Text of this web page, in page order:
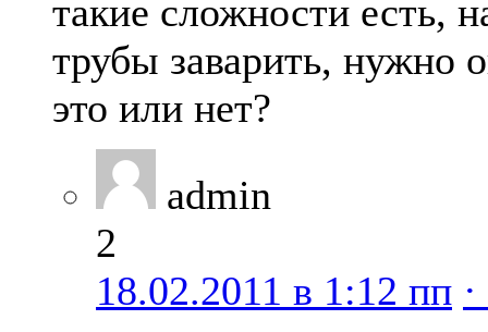
такие сложности есть,
трубы заварить, нужно
это или нет?
admin
2
18.02.2011 в 1:12 пп